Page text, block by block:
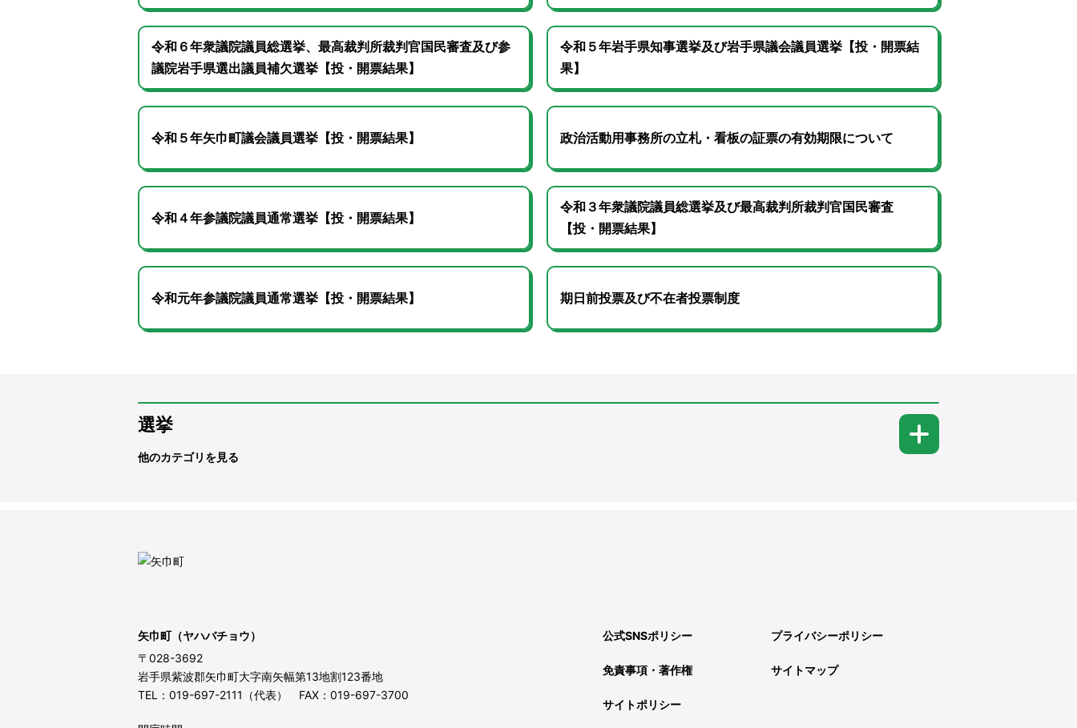
令和６年衆議院議員総選挙、最高裁判所裁判官国民審査及び参
議院岩手県選出議員補欠選挙【投・開票結果】
令和５年岩手県知事選挙及び岩手県議会議員選挙【投・開票結
果】
令和５年矢巾町議会議員選挙【投・開票結果】 政治活動用事務所の立札・看板の証票の有効期限について
令和４年参議院議員通常選挙【投・開票結果】
令和３年衆議院議員総選挙及び最高裁判所裁判官国民審査
【投・開票結果】
令和元年参議院議員通常選挙【投・開票結果】 期日前投票及び不在者投票制度
選挙
他のカテゴリを見る
矢巾町（ヤハバチョウ）
〒028-3692
岩手県紫波郡矢巾町大字南矢幅第13地割123番地
TEL：019-697-2111（代表） FAX：019-697-3700
公式SNSポリシー プライバシーポリシー
免責事項・著作権 サイトマップ
サイトポリシー